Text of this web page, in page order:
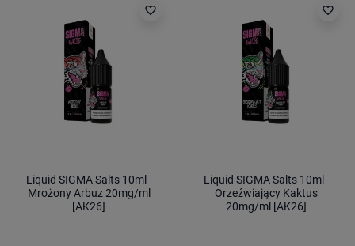
favorite_border
Liquid SIGMA Salts 10ml -
Mrożony Arbuz 20mg/ml
[AK26]
favorite_border
Liquid SIGMA Salts 10ml -
Orzeźwiający Kaktus
20mg/ml [AK26]